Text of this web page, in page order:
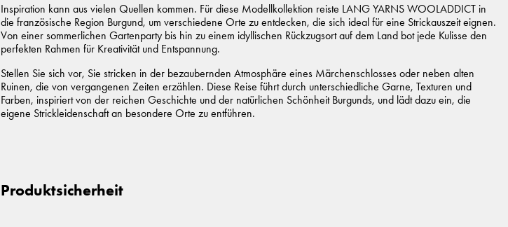
Inspiration kann aus vielen Quellen kommen. Für diese Modellkollektion reiste LANG YARNS WOOLADDICT in
die französische Region Burgund, um verschiedene Orte zu entdecken, die sich ideal für eine Strickauszeit eignen.
Von einer sommerlichen Gartenparty bis hin zu einem idyllischen Rückzugsort auf dem Land bot jede Kulisse den
perfekten Rahmen für Kreativität und Entspannung.
Stellen Sie sich vor, Sie stricken in der bezaubernden Atmosphäre eines Märchenschlosses oder neben alten
Ruinen, die von vergangenen Zeiten erzählen. Diese Reise führt durch unterschiedliche Garne, Texturen und
Farben, inspiriert von der reichen Geschichte und der natürlichen Schönheit Burgunds, und lädt dazu ein, die
eigene Strickleidenschaft an besondere Orte zu entführen.
Produktsicherheit